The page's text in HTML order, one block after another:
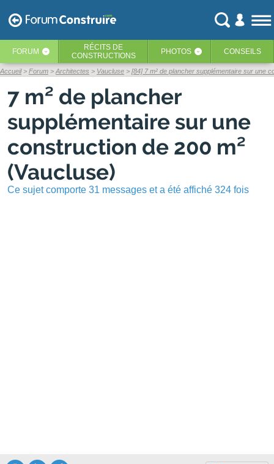
FORUM ‹ RÉCITS DE
CONSTRUCTIONS
PHOTOS ‹ CONSEILS
Accueil Forum Architectes Vaucluse [84] 7 m² de plancher supplémentaire sur une
7 m² de plancher
supplémentaire sur une
construction de 200 m²
(Vaucluse)
Ce sujet comporte 31 messages et a été affiché 324 fois